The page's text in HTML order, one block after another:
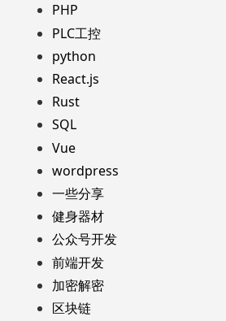
PHP
PLC工控
python
React.js
Rust
SQL
Vue
wordpress
一些分享
健身器材
公众号开发
前端开发
加密解密
区块链